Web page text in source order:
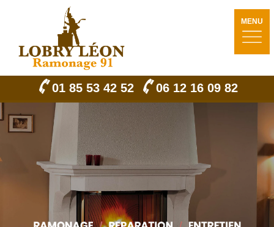
MENU
01 85 53 42 52 06 12 16 09 82